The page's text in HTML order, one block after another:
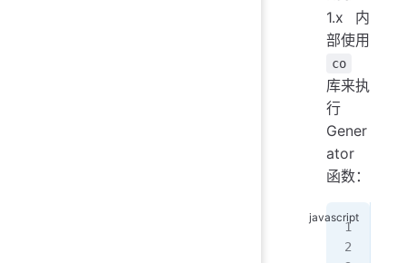
1.x 内
部使用
co
库来执
行
Gener
ator
函数：